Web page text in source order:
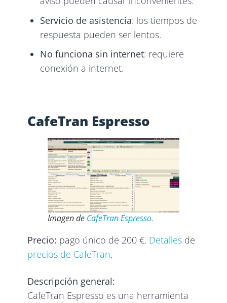
Servicio de asistencia: los tiempos de
respuesta pueden ser lentos.
No funciona sin internet: requiere
conexión a internet.
CafeTran Espresso
Imagen de CafeTran Espresso.
Precio: pago único de 200 €. Detalles de
precios de CafeTran.
Descripción general:
CafeTran Espresso es una herramienta